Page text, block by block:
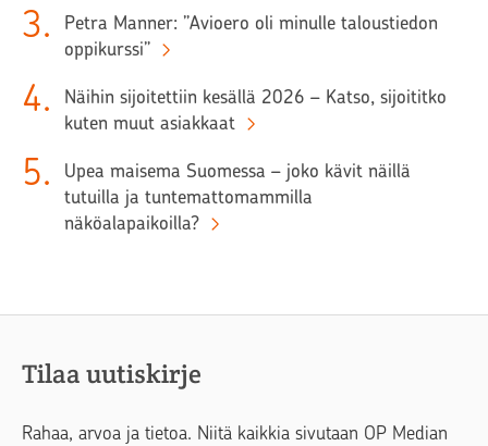
3.
Petra Manner: ”Avioero oli minulle taloustiedon
oppikurssi”
4.
Näihin sijoitettiin kesällä 2026 – Katso, sijoititko
kuten muut asiakkaat
5.
Upea maisema Suomessa – joko kävit näillä
tutuilla ja tuntemattomammilla
näköalapaikoilla?
Tilaa uutiskirje
Rahaa, arvoa ja tietoa. Niitä kaikkia sivutaan OP Median